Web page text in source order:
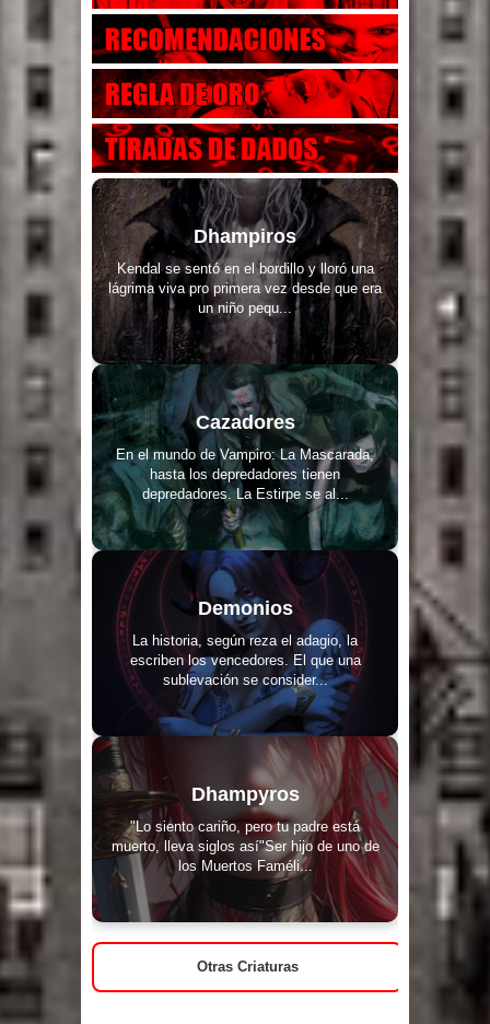
Dhampiros
Kendal se sentó en el bordillo y lloró una
lágrima viva pro primera vez desde que era
un niño pequ...
Cazadores
En el mundo de Vampiro: La Mascarada,
hasta los depredadores tienen
depredadores. La Estirpe se al...
Demonios
La historia, según reza el adagio, la
escriben los vencedores. El que una
sublevación se consider...
Dhampyros
"Lo siento cariño, pero tu padre está
muerto, lleva siglos así"Ser hijo de uno de
los Muertos Faméli...
Otras Criaturas